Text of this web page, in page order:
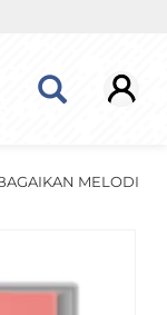
MELODI